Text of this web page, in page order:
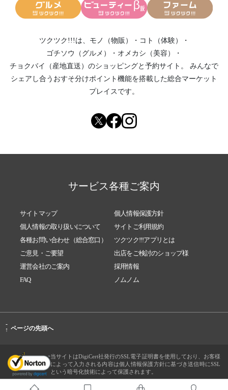
ツクツク!!!は、 モノ（物販） ・ コト（体験）
・
ゴチソウ（グルメ）
・ オメカシ（美容）
・
チョクバイ（産地直送） のショッピングと予約サイト。
みんなで
シェアし合う おすそ分けポイント機能を搭載した総合マーケット
プレイスです。
サービス各種ご案内
サイトマップ
個人情報保護方針
個人情報の取り扱いについて
サイトご利用規約
各種お問い合わせ（総合窓口）
ツクツク!!!アプリとは
ご意見・ご要望
出店をご検討のショップ様
運営会社のご案内
採用情報
FAQ
ノムノム
-
↑ ページの先頭へ
当サイトはDigiCert社発行のSSL電子証明書を使用しており、お客様
によって入力される内容は個人情報保護方針に基づき送信時にSSL
という暗号化技術によって保護されます。